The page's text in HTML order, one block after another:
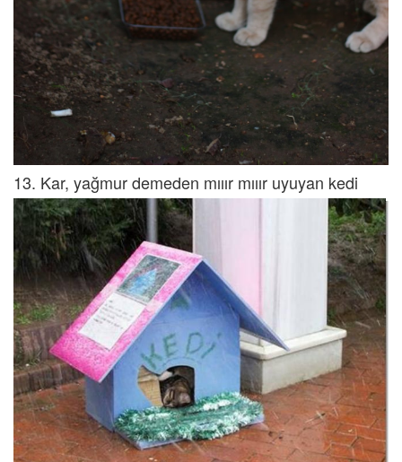
13. Kar, yağmur demeden mııır mııır uyuyan kedi